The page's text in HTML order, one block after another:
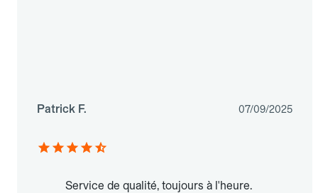
Patrick F. 07/09/2025
Service de qualité, toujours à l'heure.